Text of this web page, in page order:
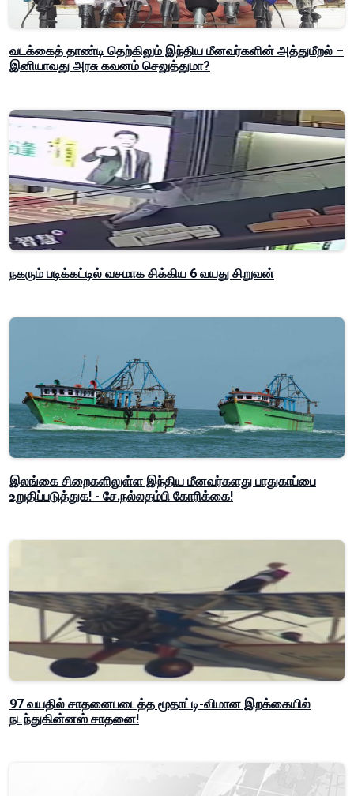
வடக்கைத் தாண்டி தெற்கிலும் இந்திய மீனவர்களின் அத்துமீறல் –
இனியாவது அரசு கவனம் செலுத்துமா?
நகரும் படிக்கட்டில் வசமாக சிக்கிய 6 வயது சிறுவன்
இலங்கை சிறைகளிலுள்ள இந்திய மீனவர்களது பாதுகாப்பை
உறுதிப்படுத்துக! - சே.நல்லதம்பி கோரிக்கை!
97 வயதில் சாதனைபடைத்த மூதாட்டி-விமான இறக்கையில்
நடந்துகின்னஸ் சாதனை!